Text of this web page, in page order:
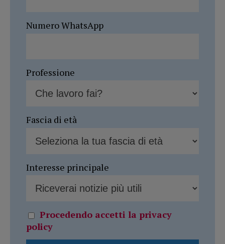
Numero WhatsApp
Professione
Fascia di età
Interesse principale
Procedendo accetti la privacy
policy